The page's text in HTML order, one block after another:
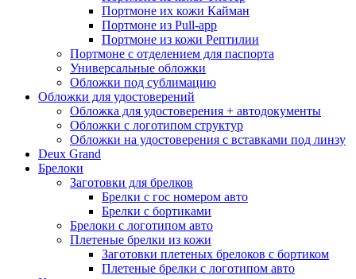
Портмоне их кожи Кайман
Портмоне из Pull-app
Портмоне из кожи Рептилии
Портмоне с отделением для паспорта
Универсальные обложки
Обложки под сублимацию
Обложки для удостоверений
Обложка для удостоверения + автодокументы
Обложки с логотипом структур
Обложки на удостоверения с вставками под линзу
Deux Grand
Брелоки
Заготовки для брелков
Брелки с гос номером авто
Брелки с бортиками
Брелоки с логотипом авто
Плетеные брелки из кожи
Заготовки плетеных брелоков с бортиком
Плетеные брелки с логотипом авто